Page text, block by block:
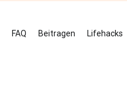
FAQ Beitragen Lifehacks